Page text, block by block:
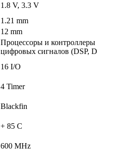
1.8 V, 3.3 V
1.21 mm
12 mm
Процессоры и контроллеры
цифровых сигналов (DSP, D
16 I/O
4 Timer
Blackfin
+ 85 C
600 MHz